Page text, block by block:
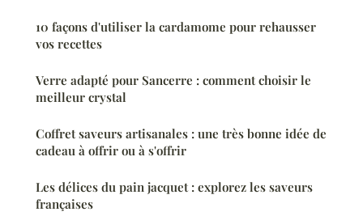
10 façons d'utiliser la cardamome pour rehausser
vos recettes
Verre adapté pour Sancerre : comment choisir le
meilleur crystal
Coffret saveurs artisanales : une très bonne idée de
cadeau à offrir ou à s'offrir
Les délices du pain jacquet : explorez les saveurs
françaises